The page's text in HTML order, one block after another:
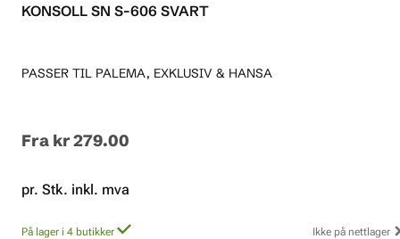
KONSOLL SN S-606 SVART
PASSER TIL PALEMA, EXKLUSIV & HANSA
Fra kr 279.00
pr. Stk. inkl. mva
På lager i 4 butikker Ikke på nettlager